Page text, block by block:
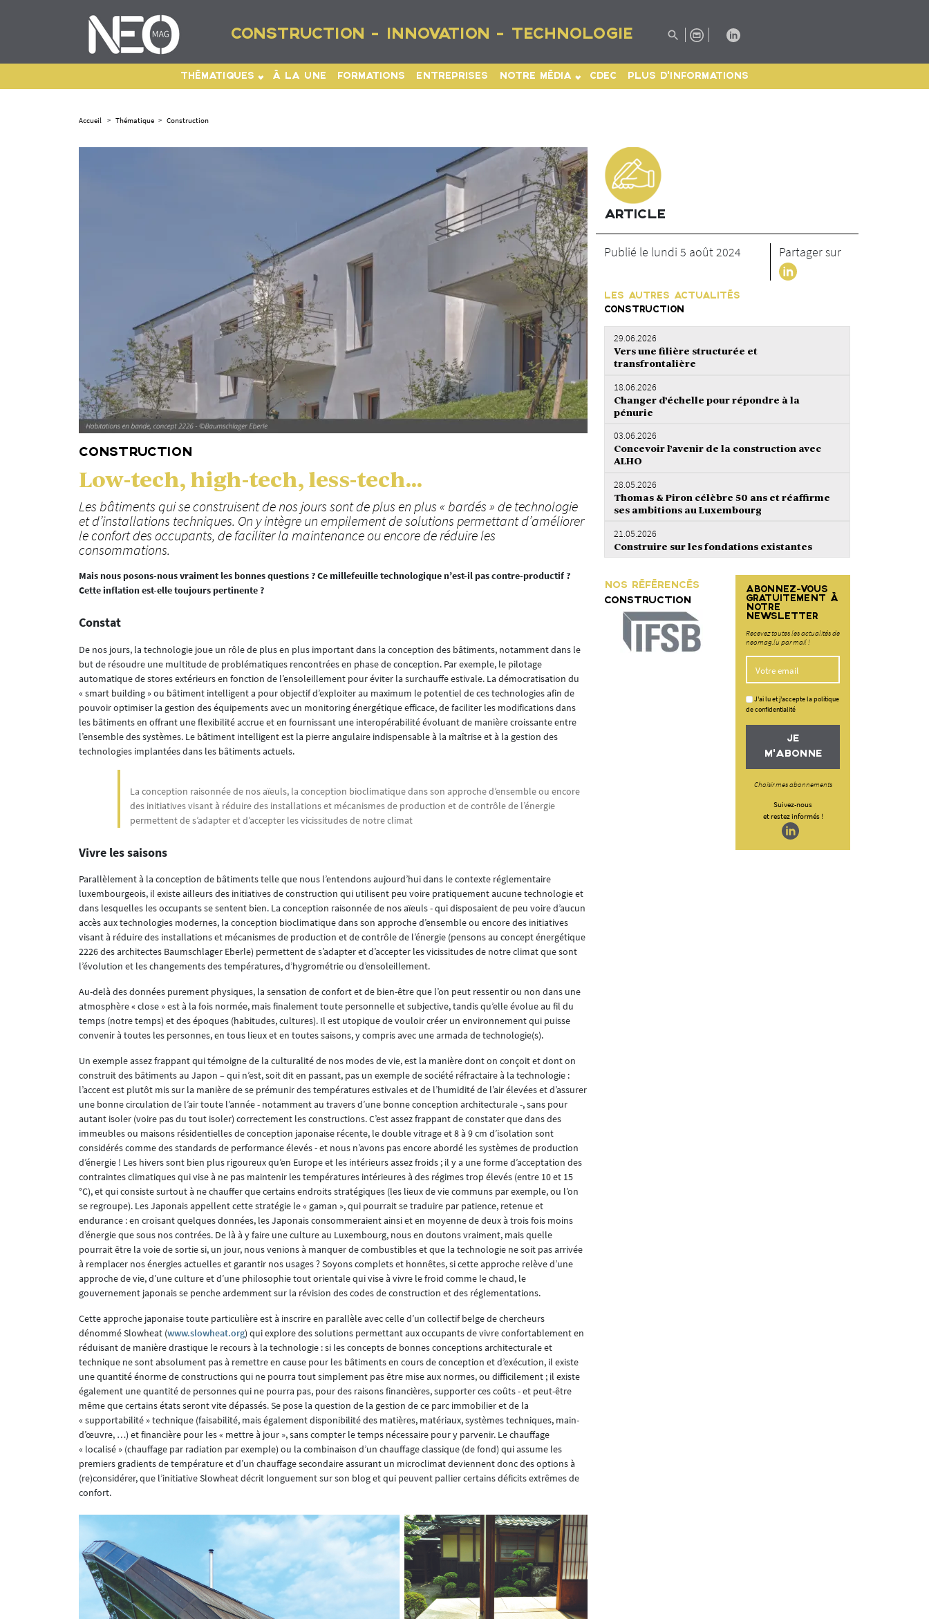
CONSTRUCTION - INNOVATION - TECHNOLOGIE
THÉMATIQUES À LA UNE FORMATIONS ENTREPRISES NOTRE MÉDIA CDEC PLUS D'INFORMATIONS
Accueil > Thématique > Construction
CONSTRUCTION
Low-tech, high-tech, less-tech...
Les bâtiments qui se construisent de nos jours sont de plus en plus « bardés » de technologie
et d’installations techniques. On y intègre un empilement de solutions permettant d’améliorer
le confort des occupants, de faciliter la maintenance ou encore de réduire les
consommations.
Mais nous posons-nous vraiment les bonnes questions ? Ce millefeuille technologique n’est-il pas contre-productif ?
Cette inflation est-elle toujours pertinente ?
Constat
De nos jours, la technologie joue un rôle de plus en plus important dans la conception des bâtiments, notamment dans le
but de résoudre une multitude de problématiques rencontrées en phase de conception. Par exemple, le pilotage
automatique de stores extérieurs en fonction de l’ensoleillement pour éviter la surchauffe estivale. La démocratisation du
« smart building » ou bâtiment intelligent a pour objectif d’exploiter au maximum le potentiel de ces technologies afin de
pouvoir optimiser la gestion des équipements avec un monitoring énergétique efficace, de faciliter les modifications dans
les bâtiments en offrant une flexibilité accrue et en fournissant une interopérabilité évoluant de manière croissante entre
l’ensemble des systèmes. Le bâtiment intelligent est la pierre angulaire indispensable à la maîtrise et à la gestion des
technologies implantées dans les bâtiments actuels.
La conception raisonnée de nos aïeuls, la conception bioclimatique dans son approche d’ensemble ou encore
des initiatives visant à réduire des installations et mécanismes de production et de contrôle de l’énergie
permettent de s’adapter et d’accepter les vicissitudes de notre climat
Vivre les saisons
Parallèlement à la conception de bâtiments telle que nous l’entendons aujourd’hui dans le contexte réglementaire
luxembourgeois, il existe ailleurs des initiatives de construction qui utilisent peu voire pratiquement aucune technologie et
dans lesquelles les occupants se sentent bien. La conception raisonnée de nos aïeuls - qui disposaient de peu voire d’aucun
accès aux technologies modernes, la conception bioclimatique dans son approche d’ensemble ou encore des initiatives
visant à réduire des installations et mécanismes de production et de contrôle de l’énergie (pensons au concept énergétique
2226 des architectes Baumschlager Eberle) permettent de s’adapter et d’accepter les vicissitudes de notre climat que sont
l’évolution et les changements des températures, d’hygrométrie ou d’ensoleillement.
Au-delà des données purement physiques, la sensation de confort et de bien-être que l’on peut ressentir ou non dans une
atmosphère « close » est à la fois normée, mais finalement toute personnelle et subjective, tandis qu’elle évolue au fil du
temps (notre temps) et des époques (habitudes, cultures). Il est utopique de vouloir créer un environnement qui puisse
convenir à toutes les personnes, en tous lieux et en toutes saisons, y compris avec une armada de technologie(s).
Un exemple assez frappant qui témoigne de la culturalité de nos modes de vie, est la manière dont on conçoit et dont on
construit des bâtiments au Japon – qui n’est, soit dit en passant, pas un exemple de société réfractaire à la technologie :
l’accent est plutôt mis sur la manière de se prémunir des températures estivales et de l’humidité de l’air élevées et d’assurer
une bonne circulation de l’air toute l’année - notamment au travers d’une bonne conception architecturale -, sans pour
autant isoler (voire pas du tout isoler) correctement les constructions. C’est assez frappant de constater que dans des
immeubles ou maisons résidentielles de conception japonaise récente, le double vitrage et 8 à 9 cm d’isolation sont
considérés comme des standards de performance élevés - et nous n’avons pas encore abordé les systèmes de production
d’énergie ! Les hivers sont bien plus rigoureux qu’en Europe et les intérieurs assez froids ; il y a une forme d’acceptation des
contraintes climatiques qui vise à ne pas maintenir les températures intérieures à des régimes trop élevés (entre 10 et 15
°C), et qui consiste surtout à ne chauffer que certains endroits stratégiques (les lieux de vie communs par exemple, ou l’on
se regroupe). Les Japonais appellent cette stratégie le « gaman », qui pourrait se traduire par patience, retenue et
endurance : en croisant quelques données, les Japonais consommeraient ainsi et en moyenne de deux à trois fois moins
d’énergie que sous nos contrées. De là à y faire une culture au Luxembourg, nous en doutons vraiment, mais quelle
pourrait être la voie de sortie si, un jour, nous venions à manquer de combustibles et que la technologie ne soit pas arrivée
à remplacer nos énergies actuelles et garantir nos usages ? Soyons complets et honnêtes, si cette approche relève d’une
approche de vie, d’une culture et d’une philosophie tout orientale qui vise à vivre le froid comme le chaud, le
gouvernement japonais se penche ardemment sur la révision des codes de construction et des réglementations.
Cette approche japonaise toute particulière est à inscrire en parallèle avec celle d’un collectif belge de chercheurs
dénommé Slowheat (www.slowheat.org) qui explore des solutions permettant aux occupants de vivre confortablement en
réduisant de manière drastique le recours à la technologie : si les concepts de bonnes conceptions architecturale et
technique ne sont absolument pas à remettre en cause pour les bâtiments en cours de conception et d’exécution, il existe
une quantité énorme de constructions qui ne pourra tout simplement pas être mise aux normes, ou difficilement ; il existe
également une quantité de personnes qui ne pourra pas, pour des raisons financières, supporter ces coûts - et peut-être
même que certains états seront vite dépassés. Se pose la question de la gestion de ce parc immobilier et de la
« supportabilité » technique (faisabilité, mais également disponibilité des matières, matériaux, systèmes techniques, main-
d’œuvre, …) et financière pour les « mettre à jour », sans compter le temps nécessaire pour y parvenir. Le chauffage
« localisé » (chauffage par radiation par exemple) ou la combinaison d’un chauffage classique (de fond) qui assume les
premiers gradients de température et d’un chauffage secondaire assurant un microclimat deviennent donc des options à
(re)considérer, que l’initiative Slowheat décrit longuement sur son blog et qui peuvent pallier certains déficits extrêmes de
confort.
ARTICLE
Publié le lundi 5 août 2024 Partager sur
LES AUTRES ACTUALITÉS
CONSTRUCTION
29.06.2026
Vers une filière structurée et
transfrontalière
18.06.2026
Changer d’échelle pour répondre à la
pénurie
03.06.2026
Concevoir l’avenir de la construction avec
ALHO
28.05.2026
Thomas & Piron célèbre 50 ans et réaffirme
ses ambitions au Luxembourg
21.05.2026
Construire sur les fondations existantes
NOS RÉFÉRENCÉS
CONSTRUCTION
ABONNEZ-VOUS
GRATUITEMENT À
NOTRE
NEWSLETTER
Recevez toutes les actualités de
neomag.lu par mail !
J'ai lu et j'accepte la politique
de confidentialité
JE
M'ABONNE
Choisir mes abonnements
Suivez-nous
et restez informés !